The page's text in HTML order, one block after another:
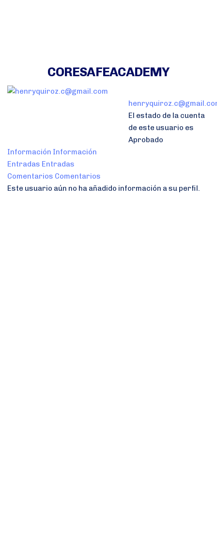
CORESAFEACADEMY
El estado de la cuenta
de este usuario es
Aprobado
Información Información
Entradas Entradas
Comentarios Comentarios
Este usuario aún no ha añadido información a su perfil.